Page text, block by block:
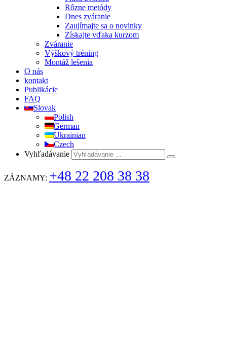
Rôzne metódy
Dnes zváranie
Zaujímajte sa o novinky
Získajte vďaka kurzom
Zváranie
Výškový tréning
Montáž lešenia
O nás
kontakt
Publikácie
FAQ
Slovak
Polish
German
Ukrainian
Czech
Vyhľadávanie
ZÁZNAMY: +48 22 208 38 38